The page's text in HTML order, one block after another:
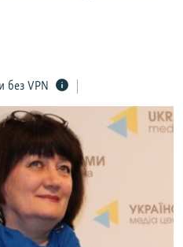
без VPN